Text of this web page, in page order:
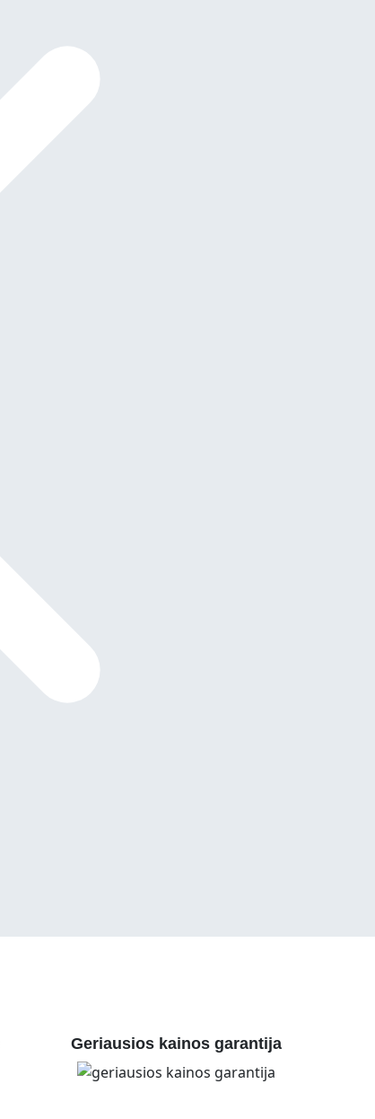
Geriausios kainos garantija